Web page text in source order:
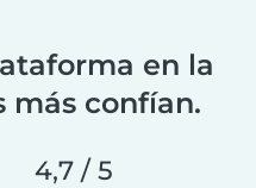
en la
más confían.
4,7 / 5